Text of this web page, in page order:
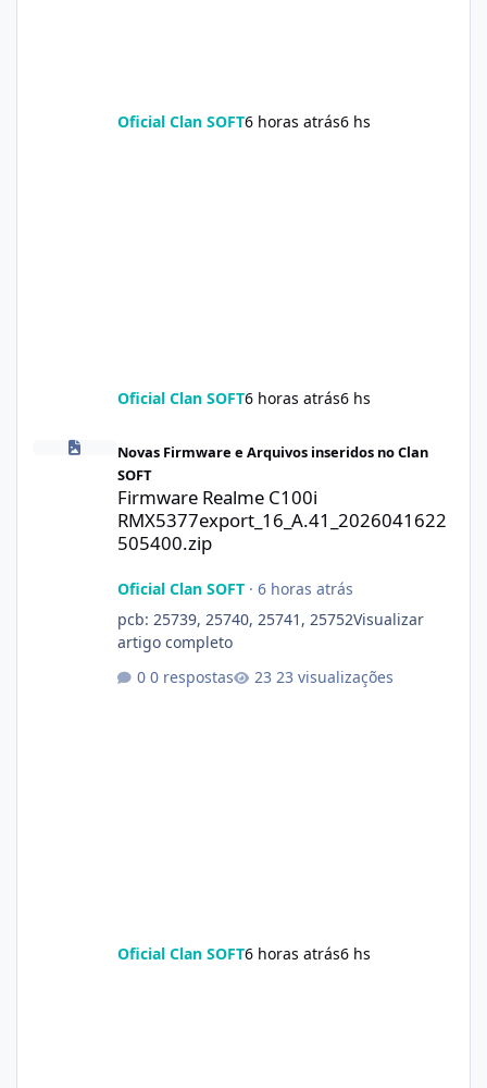
Oficial Clan SOFT6 horas atrás6 hs
Oficial Clan SOFT6 horas atrás6 hs
Firmware Realme C100i
Novas Firmware e Arquivos inseridos no Clan
SOFT
Firmware Realme C100i
RMX5377export_16_A.41_2026041622
505400.zip
Oficial Clan SOFT· 6 horas atrás
pcb: 25739, 25740, 25741, 25752Visualizar
artigo completo
0 respostas
23 visualizações
Oficial Clan SOFT6 horas atrás6 hs